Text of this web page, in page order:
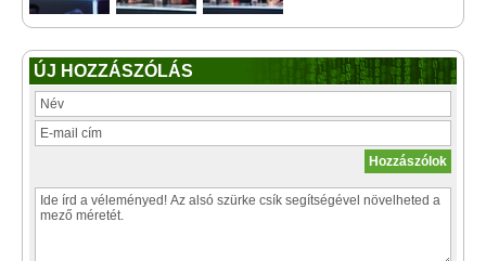
ÚJ HOZZÁSZÓLÁS